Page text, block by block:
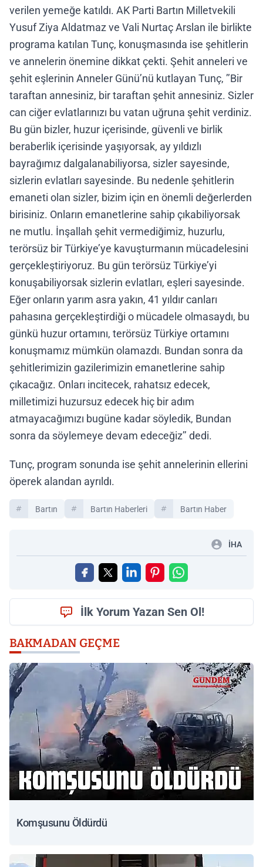
verilen yemeğe katıldı. AK Parti Bartın Milletvekili
Yusuf Ziya Aldatmaz ve Vali Nurtaç Arslan ile birlikte
programa katılan Tunç, konuşmasında ise şehitlerin
ve annelerin önemine dikkat çekti. Şehit anneleri ve
şehit eşlerinin Anneler Günü’nü kutlayan Tunç, ’’Bir
taraftan annesiniz, bir taraftan şehit annesiniz. Sizler
can ciğer evlatlarınızı bu vatan uğruna şehit verdiniz.
Bu gün bizler, huzur içerisinde, güvenli ve birlik
beraberlik içerisinde yaşıyorsak, ay yıldızlı
bayrağımız dalgalanabiliyorsa, sizler sayesinde,
sizlerin evlatları sayesinde. Bu nedenle şehitlerin
emaneti olan sizler, bizim için en önemli değerlerden
birisiniz. Onların emanetlerine sahip çıkabiliyorsak
ne mutlu. İnşallah şehit vermediğimiz, huzurlu,
terörsüz bir Türkiye’ye kavuşturmanın mücadelesini
gerçekleştiriyoruz. Bu gün terörsüz Türkiye’yi
konuşabiliyorsak sizlerin evlatları, eşleri sayesinde.
Eğer onların yarım asra yakın, 41 yıldır canları
pahasına gerçekleştirdiği o mücadele olmasaydı, bu
günkü huzur ortamını, terörsüz Türkiye ortamını
konuşmamız mümkün olamazdı. Bundan sonra da
şehitlerimizin gazilerimizin emanetlerine sahip
çıkacağız. Onları incitecek, rahatsız edecek,
milletimizi huzursuz edecek hiç bir adım
atmayacağımızı bugüne kadar söyledik, Bundan
sonra da söylemeye devam edeceğiz’’ dedi.
Tunç, program sonunda ise şehit annelerinin ellerini
öperek alandan ayrıldı.
Bartın Bartın Haberleri Bartın Haber
İHA
İlk Yorum Yazan Sen Ol!
BAKMADAN GEÇME
Komşusunu Öldürdü